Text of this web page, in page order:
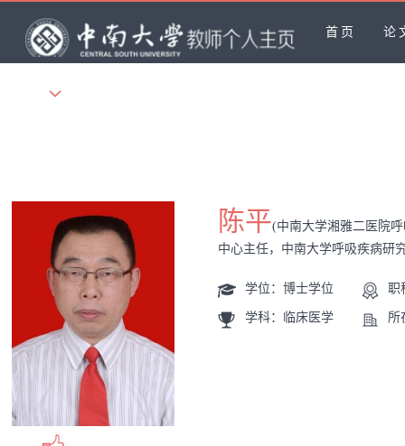
首页 论
陈平(中南大学湘雅二医院
中心主任，中南大学呼吸疾病研
学位：博士学位 职
学科：临床医学 所